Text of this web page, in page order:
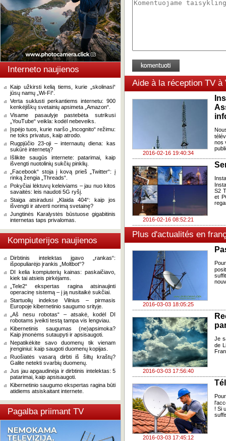
Interneto naujienos
Kaip užkirsti kelią tiems, kurie „skolinasi“
jūsų namų „Wi-Fi“.
Verta suklusti perkantiems internetu: 900
kenkėjiškų svetainių apsimeta „Amazon“.
Visame pasaulyje pastebėta sutrikusi
„YouTube“ veikla: kodėl nebeveiks.
Įspėjo tuos, kurie naršo „Incognito“ režimu:
ne toks privatus, kaip atrodo.
Rugpjūčio 23-oji – internautų diena: kas
sukūrė internetą?
Išlikite saugūs internete: patarimai, kaip
išvengti nuotolinių sukčių pinklių.
„Facebook“ stoja į kovą prieš „Twitter“: į
rinką žengia „Threads“.
Pokyčiai lėktuvų keleiviams – jau nuo kitos
savaitės: leis naudoti 5G ryšį.
Staiga atsiradusi „Klaida 404“: kaip jos
išvengti ir atverti norimą svetainę?
Jungtinės Karalystės būstuose gigabitinis
internetas taps privalomas.
Kompiuterijos naujienos
Dirbtinis intelektas įgavo „rankas“:
išpopuliarėjo įrankis „Moltbot“?
DI kelia kompiuterių kainas: paskaičiavo,
kiek tai atsieis pirkėjams.
„Tele2“ ekspertas ragina atsinaujinti
operacinę sistemą – į ją nusitaikė sukčiai.
Startuolių indekse Vilnius – pirmasis
Europoje kibernetinio saugumo srityje.
„Aš nesu robotas“ – atsakė, kodėl DI
robotams įveikti testą tampa vis lengviau.
Kibernetinis saugumas (ne)apsimoka?
Kaip įmonėms sutaupyti ir apsisaugoti.
Nepatikėkite savo duomenų tik vienam
įrenginiui: kaip saugoti duomenų kopijas.
Ruošiatės vasarą dirbti iš šiltų kraštų?
Galite netekti svarbių duomenų.
Jus jau apgaudinėja ir dirbtinis intelektas: 5
patarimai, kaip apsisaugoti.
Kibernetinio saugumo ekspertas ragina būti
atidiems atsiskaitant internete.
Pagalba priimant TV
Aide à la réception TV à
2016-02-16 19:40:34
nos
2016-02-16 08:52:21
S2
et
Plus d'actualités en
2016-03-03 18:05:25
2016-03-03 17:56:40
Je
de
2016-03-03 17:45:12
! Si